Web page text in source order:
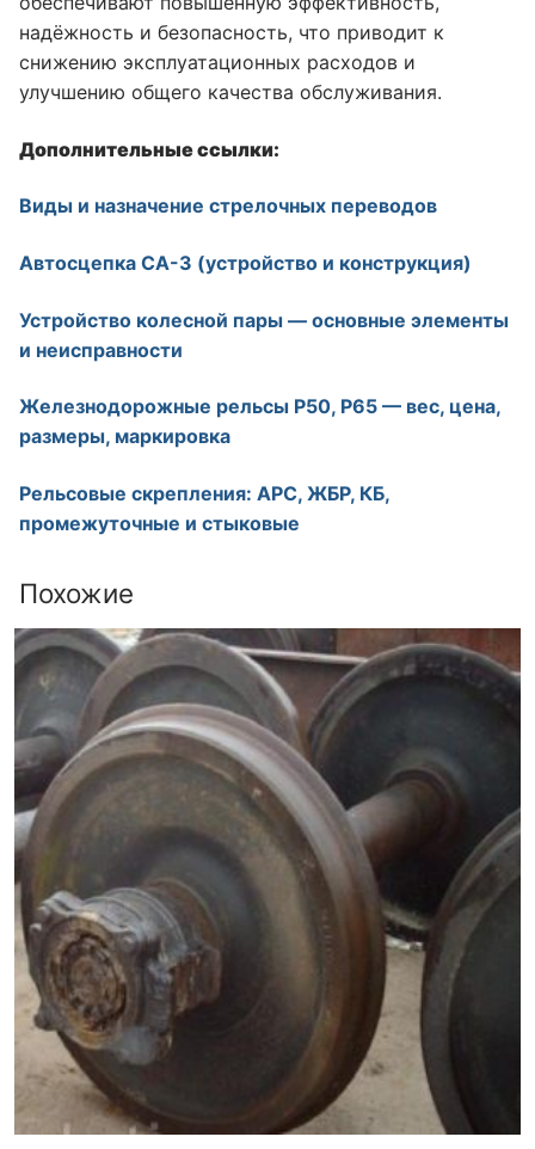
надёжность и безопасность, что приводит к
снижению эксплуатационных расходов и
улучшению общего качества обслуживания.
Дополнительные ссылки:
Виды и назначение стрелочных переводов
Автосцепка СА-3 (устройство и конструкция)
Устройство колесной пары — основные элементы
и неисправности
Железнодорожные рельсы Р50, Р65 — вес, цена,
размеры, маркировка
Рельсовые скрепления: АРС, ЖБР, КБ,
промежуточные и стыковые
Похожие